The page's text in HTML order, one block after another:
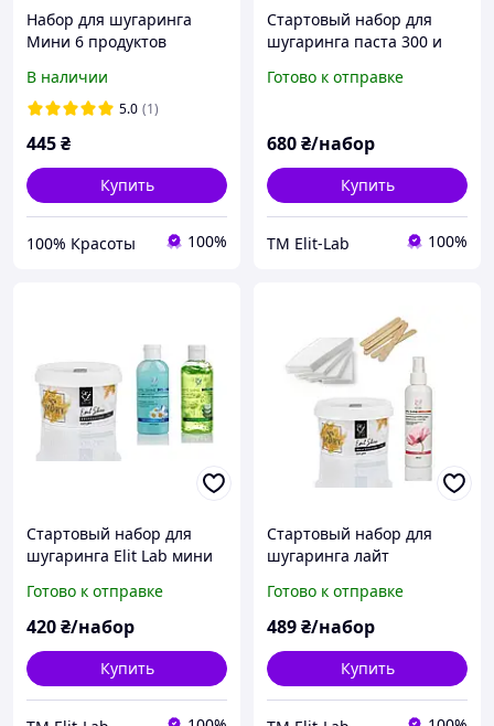
Набор для шугаринга
Мини 6 продуктов
В наличии
5.0 (1)
445₴
Купить
100% Красоты 100%
Стартовый набор для
шугаринга паста 300 и
Готово к отправке
680₴/набор
Купить
TM Elit-Lab 100%
Стартовый набор для
шугаринга Elit Lab мини
Готово к отправке
420₴/набор
Купить
Стартовый набор для
шугаринга лайт
Готово к отправке
489₴/набор
Купить